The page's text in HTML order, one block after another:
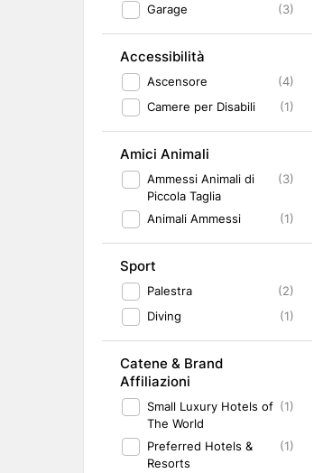
Garage
(3)
Accessibilità
Ascensore
(4)
Camere per Disabili
(1)
Amici Animali
Ammessi Animali di
Piccola Taglia
(3)
Animali Ammessi (1)
Sport
Palestra
(2)
Diving
(1)
Catene & Brand
Affiliazioni
Small Luxury Hotels of
The World
(1)
Preferred Hotels &
Resorts
(1)